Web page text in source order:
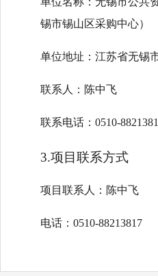
锡市锡山区采购中心）
单位地址：江苏省无锡
联系人：陈中飞
联系电话：0510-
3.项目联系方式
项目联系人：陈中飞
电话：0510-88213817